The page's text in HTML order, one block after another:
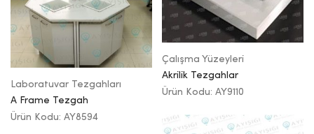
Laboratuvar Tezgahları
A Frame Tezgah
Ürün Kodu: AY8594
Çalışma Yüzeyleri
Akrilik Tezgahlar
Ürün Kodu: AY9110